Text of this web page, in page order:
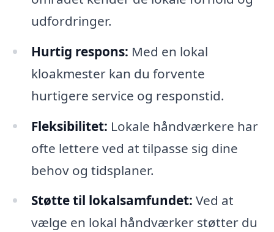
udfordringer.
Hurtig respons: Med en lokal
kloakmester kan du forvente
hurtigere service og responstid.
Fleksibilitet: Lokale håndværkere har
ofte lettere ved at tilpasse sig dine
behov og tidsplaner.
Støtte til lokalsamfundet: Ved at
vælge en lokal håndværker støtter du